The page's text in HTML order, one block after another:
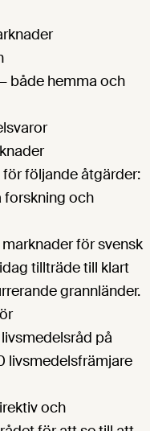
både hemma och
följande åtgärder:
forskning och
för svensk
tillträde till klart
grannländer.
på
livsmedelsfrämjare
och